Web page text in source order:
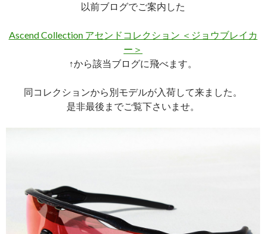
以前ブログでご案内した
Ascend Collection アセンドコレクション ＜ジョウブレイカ
ー＞
↑から該当ブログに飛べます。
同コレクションから別モデルが入荷して来ました。
是非最後までご覧下さいませ。